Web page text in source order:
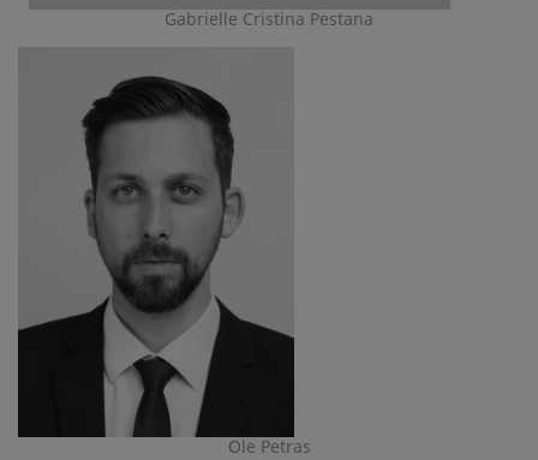
Gabrielle Cristina Pestana
Ole Petras